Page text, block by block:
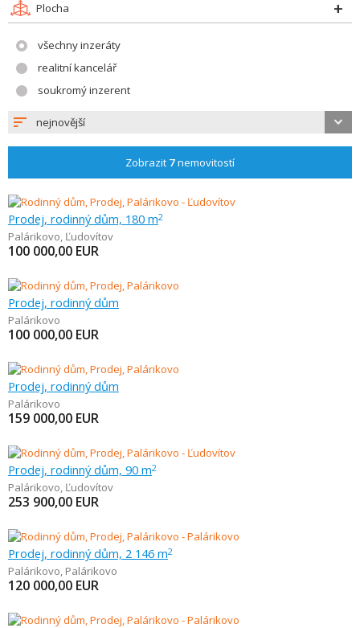
Plocha
všechny inzeráty
realitní kancelář
soukromý inzerent
nejnovější
Zobrazit 7nemovitostí
Prodej, rodinný dům, 180 m2
Palárikovo, Ľudovítov
100 000,00 EUR
Prodej, rodinný dům
Palárikovo
100 000,00 EUR
Prodej, rodinný dům
Palárikovo
159 000,00 EUR
Prodej, rodinný dům, 90 m2
Palárikovo, Ľudovítov
253 900,00 EUR
Prodej, rodinný dům, 2 146 m2
Palárikovo, Palárikovo
120 000,00 EUR